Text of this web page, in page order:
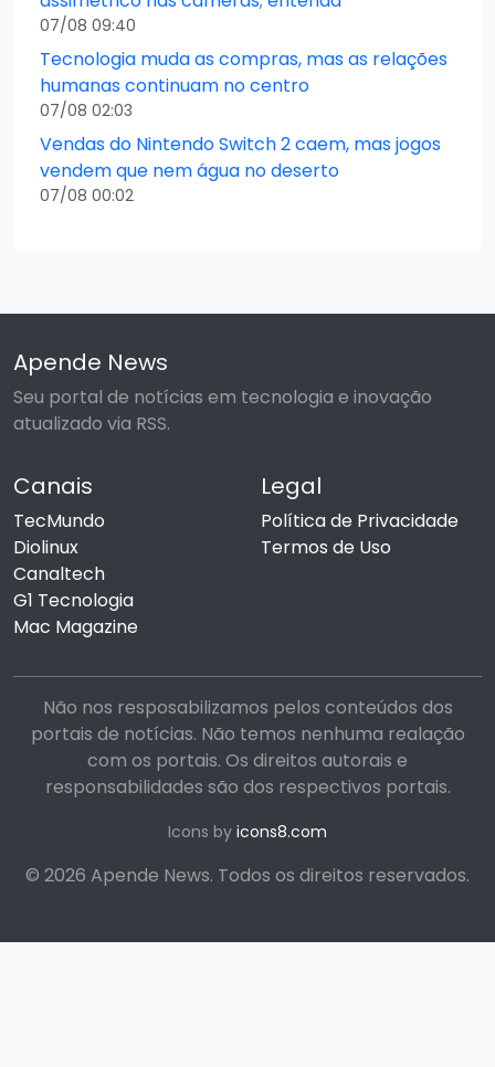
07/08 09:40
Tecnologia muda as compras, mas as relações
humanas continuam no centro
07/08 02:03
Vendas do Nintendo Switch 2 caem, mas jogos
vendem que nem água no deserto
07/08 00:02
Apende News
Seu portal de notícias em tecnologia e inovação
atualizado via RSS.
Canais
TecMundo
Diolinux
Canaltech
G1 Tecnologia
Mac Magazine
Legal
Política de Privacidade
Termos de Uso
Não nos resposabilizamos pelos conteúdos dos
portais de notícias. Não temos nenhuma realação
com os portais. Os direitos autorais e
responsabilidades são dos respectivos portais.
Icons by icons8.com
© 2026 Apende News. Todos os direitos reservados.